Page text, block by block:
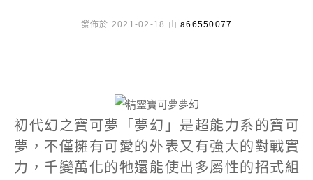
發佈於 2021-02-18 由 a66550077
初代幻之寶可夢「夢幻」是超能力系的寶可
夢，不僅擁有可愛的外表又有強大的對戰實
力，千變萬化的牠還能使出多屬性的招式組